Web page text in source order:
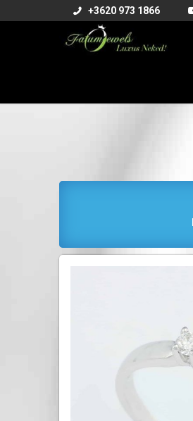
+3620 973 1866